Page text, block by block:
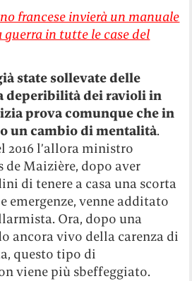
francese invierà un manuale
guerra in tutte le case del
state sollevate delle
deperibilità dei ravioli in
prova comunque che in
un cambio di mentalità.
2016 l’allora ministro
de Maizière, dopo aver
di tenere a casa una scorta
emergenze, venne additato
Ora, dopo una
ancora vivo della carenza di
questo tipo di
viene più sbeffeggiato.